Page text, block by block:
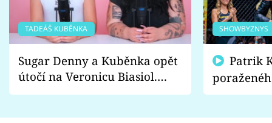
TADEÁŠ KUBĚNKA
Sugar Denny a Kuběnka opět
útočí na Veronicu Biasiol.
Proč je podle nich falešná a
SHOWBYZNYS
fanoušci